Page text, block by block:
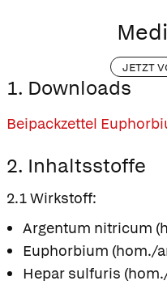
JETZT
1. Downloads
Beipackzettel
2. Inhaltsstoffe
2.1 Wirkstoff:
Argentum nitricum
Euphorbium (hom./
Hepar sulfuris